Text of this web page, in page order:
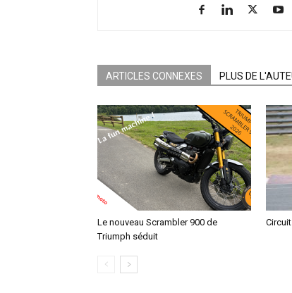
ARTICLES CONNEXES PLUS DE
Le nouveau Scrambler 900 de
Triumph séduit